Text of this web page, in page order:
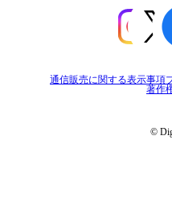
通信販売に関する表示事項
著作
©